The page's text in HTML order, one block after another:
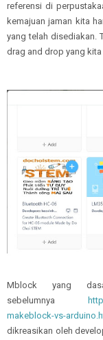
referensi di
kemajuan jaman kita
yang telah disediakan.
drag and drop yang
Mblock yang
sebelumnya
makeblock-vs-
dikreasikan oleh